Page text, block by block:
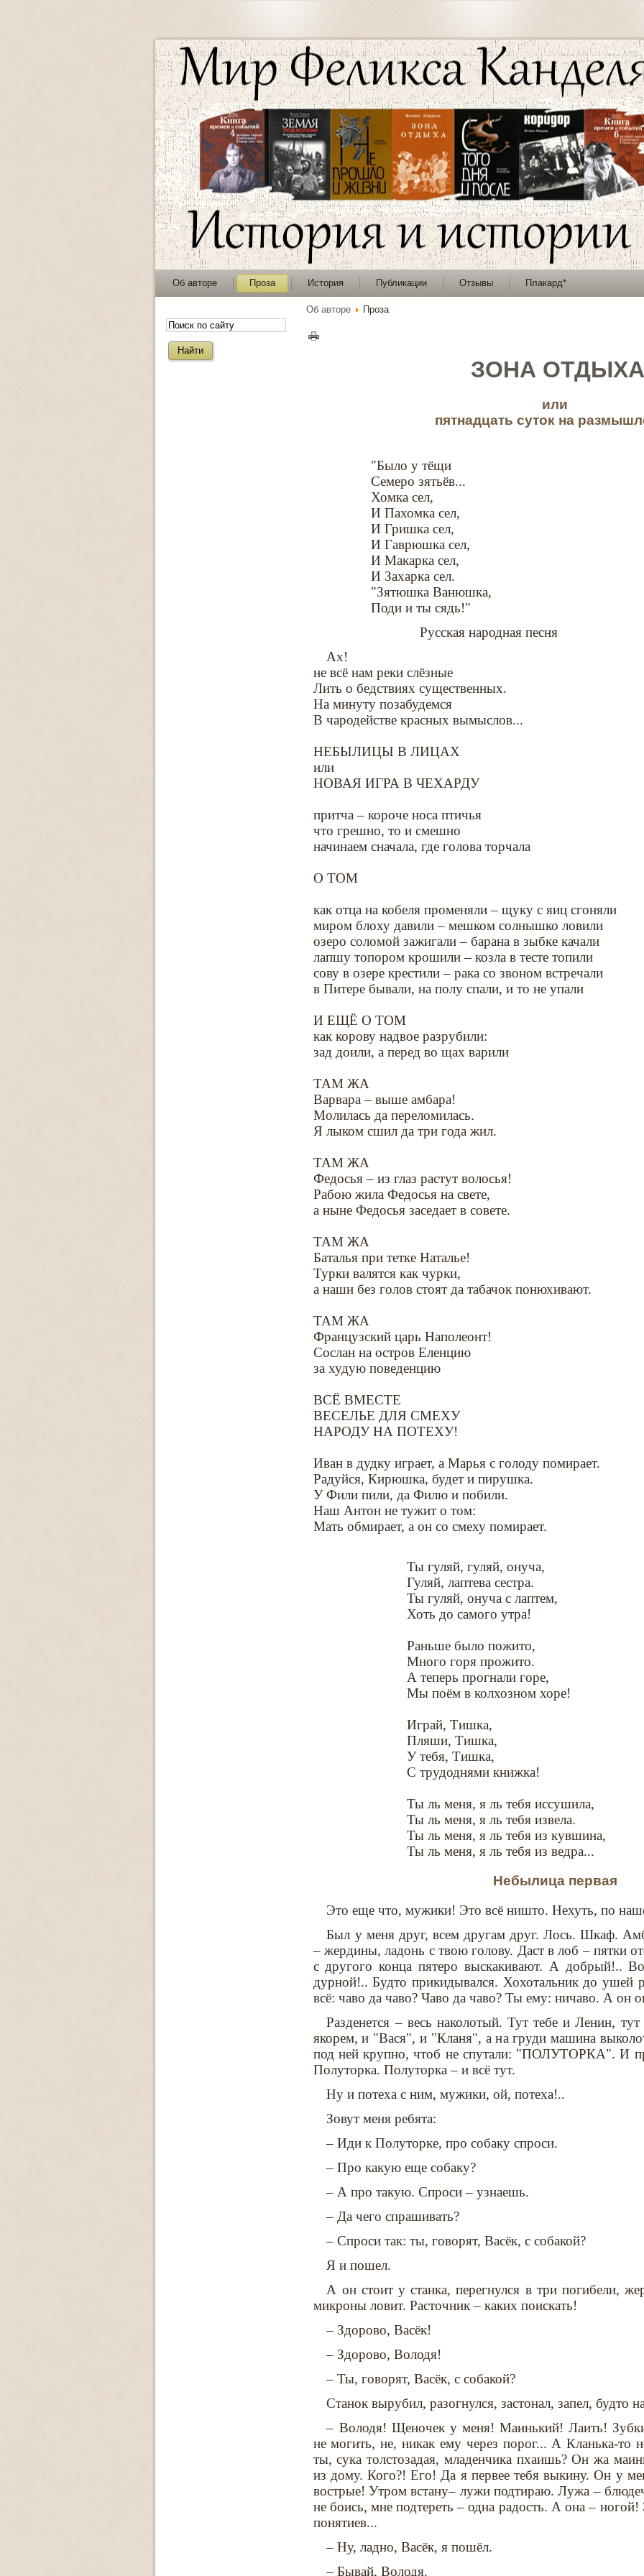
Об авторе Проза История Публикации Отзывы Плакард*
Об авторе Проза
ЗОНА
или
пятнадцать суток на
"Было у тёщи
Семеро зятьёв...
Хомка сел,
И Пахомка сел,
И Гришка сел,
И Гаврюшка сел,
И Макарка сел,
И Захарка сел.
"Зятюшка Ванюшка,
Поди и ты сядь!"
Русская народная песня
Ах!
не всё нам реки слёзные
Лить о бедствиях существенных.
На минуту позабудемся
В чародействе красных вымыслов...
НЕБЫЛИЦЫ В ЛИЦАХ
или
НОВАЯ ИГРА В ЧЕХАРДУ
притча – короче носа птичья
что грешно, то и смешно
начинаем сначала, где голова торчала
О ТОМ
как отца на кобеля променяли – щуку с яиц сгоняли
миром блоху давили – мешком солнышко ловили
озеро соломой зажигали – барана в зыбке качали
лапшу топором крошили – козла в тесте топили
сову в озере крестили – рака со звоном встречали
в Питере бывали, на полу спали, и то не упали
И ЕЩЁ О ТОМ
как корову надвое разрубили:
зад доили, а перед во щах варили
ТАМ ЖА
Варвара – выше амбара!
Молилась да переломилась.
Я лыком сшил да три года жил.
ТАМ ЖА
Федосья – из глаз растут волосья!
Рабою жила Федосья на свете,
а ныне Федосья заседает в совете.
ТАМ ЖА
Баталья при тетке Наталье!
Турки валятся как чурки,
а наши без голов стоят да табачок понюхивают.
ТАМ ЖА
Французский царь Наполеонт!
Сослан на остров Еленцию
за худую поведенцию
ВСЁ ВМЕСТЕ
ВЕСЕЛЬЕ ДЛЯ СМЕХУ
НАРОДУ НА ПОТЕХУ!
Иван в дудку играет, а Марья с голоду помирает.
Радуйся, Кирюшка, будет и пирушка.
У Фили пили, да Филю и побили.
Наш Антон не тужит о том:
Мать обмирает, а он со смеху помирает.
Ты гуляй, гуляй, онуча,
Гуляй, лаптева сестра.
Ты гуляй, онуча с лаптем,
Хоть до самого утра!
Раньше было пожито,
Много горя прожито.
А теперь прогнали горе,
Мы поём в колхозном хоре!
Играй, Тишка,
Пляши, Тишка,
У тебя, Тишка,
С трудоднями книжка!
Ты ль меня, я ль тебя иссушила,
Ты ль меня, я ль тебя извела.
Ты ль меня, я ль тебя из кувшина,
Ты ль меня, я ль тебя из ведра...
Небылица первая
Это еще что, мужики! Это всё ништо. Нехуть, по
Был у меня друг, всем другам друг. Лось. Шкаф.
– жердины, ладонь с твою голову. Даст в лоб – пятки
с другого конца пятеро выскакивают. А добрый!..
дурной!.. Будто прикидывался. Хохотальник до ушей
всё: чаво да чаво? Чаво да чаво? Ты ему: ничаво. А он
Разденется – весь наколотый. Тут тебе и Ленин,
якорем, и "Вася", и "Кланя", а на груди машина
под ней крупно, чтоб не спутали: "ПОЛУТОРКА". И
Полуторка. Полуторка – и всё тут.
Ну и потеха с ним, мужики, ой, потеха!..
Зовут меня ребята:
– Иди к Полуторке, про собаку спроси.
– Про какую еще собаку?
– А про такую. Спроси – узнаешь.
– Да чего спрашивать?
– Спроси так: ты, говорят, Васёк, с собакой?
Я и пошел.
А он стоит у станка, перегнулся в три погибели,
микроны ловит. Расточник – каких поискать!
– Здорово, Васёк!
– Здорово, Володя!
– Ты, говорят, Васёк, с собакой?
Станок вырубил, разогнулся, застонал, запел, будто
– Володя! Щеночек у меня! Маинький! Лаить!
не могить, не, никак ему через порог... А Кланька-то
ты, сука толстозадая, младенчика пхаишь? Он жа
из дому. Кого?! Его! Да я первее тебя выкину. Он у
вострые! Утром встану– лужи подтираю. Лужа –
не боись, мне подтереть – одна радость. А она –
понятиев...
– Ну, ладно, Васёк, я пошёл.
– Бывай, Володя.